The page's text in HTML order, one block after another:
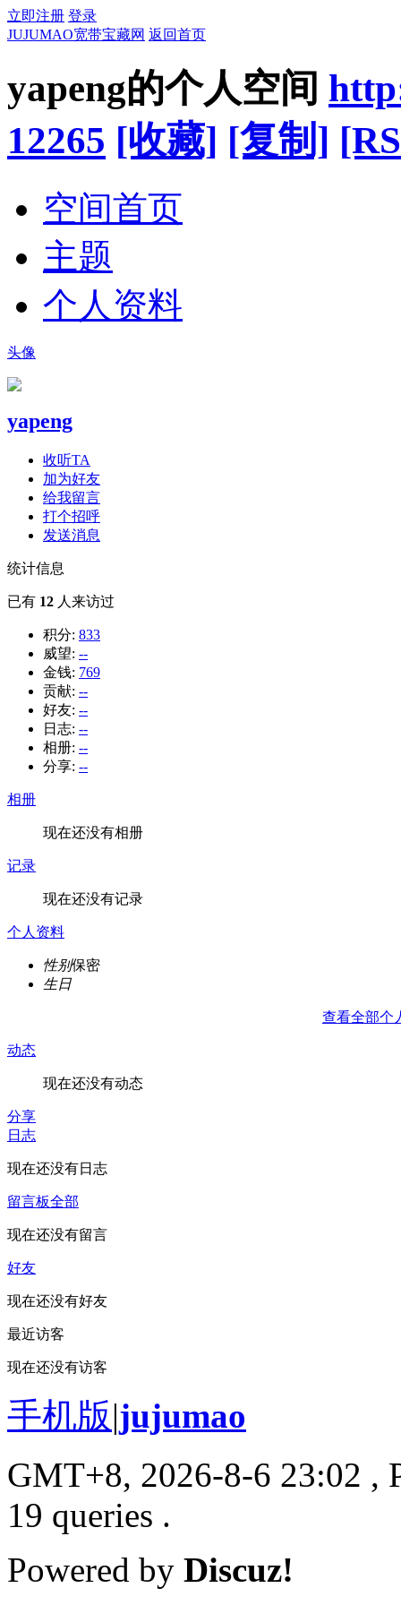
立即注册 登录
JUJUMAO宽带宝藏网 返回首页
yapeng的个人空间
12265 [收藏] [复制]
空间首页
主题
个人资料
头像
yapeng
收听TA
加为好友
给我留言
打个招呼
发送消息
统计信息
已有 12 人来访过
积分: 833
威望: --
金钱: 769
贡献: --
好友: --
日志: --
相册: --
分享: --
相册
现在还没有相册
记录
现在还没有记录
个人资料
性别保密
生日
查看全部个
动态
现在还没有动态
分享
日志
现在还没有日志
留言板全部
现在还没有留言
好友
现在还没有好友
最近访客
现在还没有访客
手机版|jujumao
GMT+8, 2026-8-6 23:02 ,
19 queries .
Powered by Discuz!